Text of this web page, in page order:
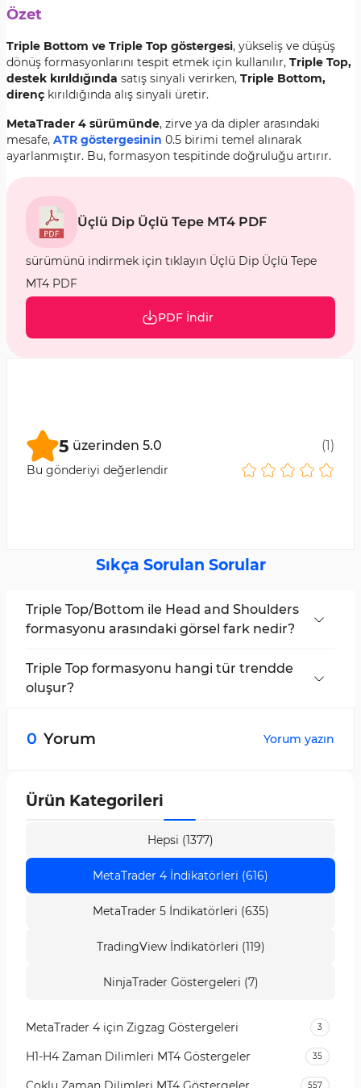
Özet
Triple Bottom ve Triple Top göstergesi, yükseliş ve düşüş
dönüş formasyonlarını tespit etmek için kullanılır, Triple Top,
destek kırıldığında satış sinyali verirken, Triple Bottom,
direnç kırıldığında alış sinyali üretir.
MetaTrader 4 sürümünde, zirve ya da dipler arasındaki
mesafe, ATR göstergesinin 0.5 birimi temel alınarak
ayarlanmıştır. Bu, formasyon tespitinde doğruluğu artırır.
Üçlü Dip Üçlü Tepe MT4 PDF
sürümünü indirmek için tıklayın Üçlü Dip Üçlü Tepe
MT4 PDF
PDF İndir
5 üzerinden 5.0 (1)
Bu gönderiyi değerlendir
Sıkça Sorulan Sorular
Triple Top/Bottom ile Head and Shoulders
formasyonu arasındaki görsel fark nedir?
veya dip yaklaşık olarak aynı seviyededir. Ancak
Head and Shoulders formasyonunda orta tepe
Triple Top formasyonu hangi tür trendde
oluşur?
0 Yorum Yorum yazın
Ürün Kategorileri
Hepsi (1377)
MetaTrader 4 İndikatörleri (616)
MetaTrader 5 İndikatörleri (635)
TradingView İndikatörleri (119)
NinjaTrader Göstergeleri (7)
MetaTrader 4 için Zigzag Göstergeleri 3
H1-H4 Zaman Dilimleri MT4 Göstergeler 35
557